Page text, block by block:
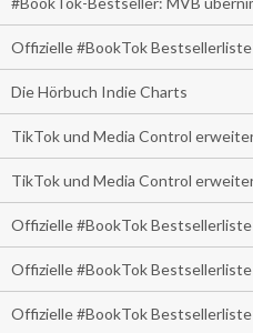
Offizielle #BookTok
Die Hörbuch Indie Charts
TikTok und Media Control
TikTok und Media Control
Offizielle #BookTok
Offizielle #BookTok Bestsellerliste
Offizielle #BookTok